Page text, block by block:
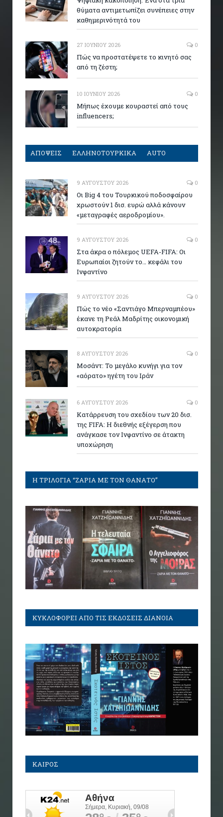
θύματα αντιμετωπίζει συνέπειες στην
καθημερινότητά του
27 ΙΟΥΝΊΟΥ 2026 0
Πώς να προστατέψετε το κινητό σας
από τη ζέστη;
10 ΙΟΥΝΊΟΥ 2026 0
Μήπως έχουμε κουραστεί από τους
influencers;
ΑΠΟΨΕΙΣ ΕΛΛΗΝΟΤΟΥΡΚΙΚΑ AUTO
9 ΑΥΓΟΎΣΤΟΥ 2026 0
Οι Big 4 του Τουρκικού ποδοσφαίρου
χρωστούν 1 δισ. ευρώ αλλά κάνουν
«μεταγραφές αεροδρομίου».
9 ΑΥΓΟΎΣΤΟΥ 2026 0
Στα άκρα ο πόλεμος UEFA-FIFA: Οι
Ευρωπαίοι ζητούν το… κεφάλι του
Ινφαντίνο
9 ΑΥΓΟΎΣΤΟΥ 2026 0
Πώς το νέο «Σαντιάγο Μπερναμπέου»
έκανε τη Ρεάλ Μαδρίτης οικονομική
αυτοκρατορία
8 ΑΥΓΟΎΣΤΟΥ 2026 0
Μοσάντ: Το μεγάλο κυνήγι για τον
«αόρατο» ηγέτη του Ιράν
6 ΑΥΓΟΎΣΤΟΥ 2026 0
Κατάρρευση του σχεδίου των 20 δισ.
της FIFA: Η διεθνής εξέγερση που
ανάγκασε τον Ινφαντίνο σε άτακτη
υποχώρηση
Η ΤΡΙΛΟΓΙΑ “ΖΑΡΙΑ ΜΕ ΤΟΝ ΘΑΝΑΤΟ”
ΚΥΚΛΟΦΟΡΕΙ ΑΠΟ ΤΙΣ ΕΚΔΟΣΕΙΣ ΔΙΑΝΟΙΑ
ΚΑΙΡΟΣ